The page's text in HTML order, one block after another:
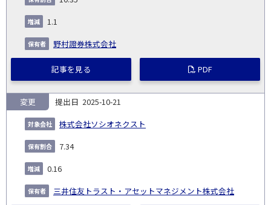
1.1
野村證券株式会社
記事を見る PDF
2025-10-21
株式会社ソシオネクスト
変更
7.34
0.16
三井住友トラスト・アセットマネジメント株式会社